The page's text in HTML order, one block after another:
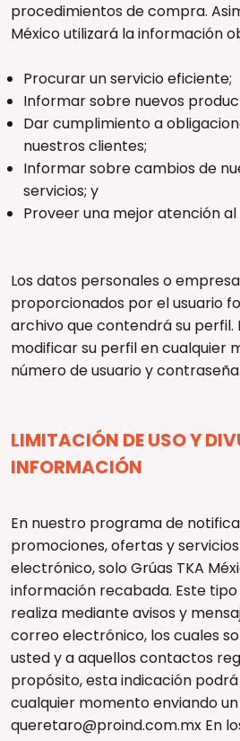
procedimientos de compra.
México utilizará la información
Procurar un servicio eficiente;
Informar sobre nuevos
Dar cumplimiento a
nuestros clientes;
Informar sobre cambios de
servicios; y
Proveer una mejor atención al
Los datos personales o
proporcionados por el usuario
archivo que contendrá su perfil.
modificar su perfil en cualquier
número de usuario y contraseña.
LIMITACIÓN DE USO Y
INFORMACIÓN
En nuestro programa de
promociones, ofertas y
electrónico, solo Grúas TKA
información recabada. Este
realiza mediante avisos y
correo electrónico, los cuales
usted y a aquellos contactos
propósito, esta indicación
cualquier momento enviando
queretaro@proind.com.mx En